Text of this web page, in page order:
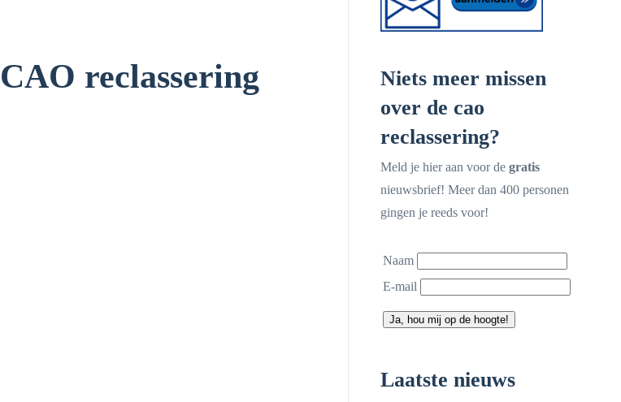
reclassering
Niets meer missen
over de cao
reclassering?
Meld je hier aan voor de gratis
nieuwsbrief! Meer dan 400 personen
gingen je reeds voor!
Naam
E-mail
Ja, hou mij op de hoogte!
Laatste nieuws